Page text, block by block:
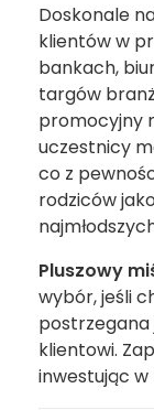
Doskonale
klientów w
bankach,
targów
promocyjny
uczestnicy
co z
rodziców
Pluszowy
wybór, jeśli
postrzegana
klientowi.
inwestując w